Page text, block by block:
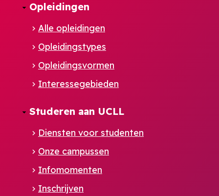
Opleidingen
Alle opleidingen
Opleidingstypes
Opleidingsvormen
Interessegebieden
Studeren aan UCLL
Diensten voor studenten
Onze campussen
Infomomenten
Inschrijven